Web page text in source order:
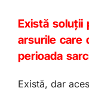
Există soluții
arsurile care
perioada
Există, dar